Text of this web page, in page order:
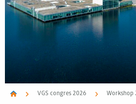
VGS congres 2026 Workshop